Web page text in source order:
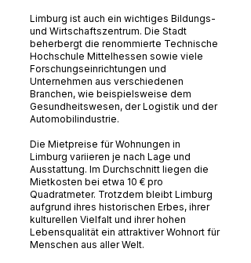
Limburg ist auch ein wichtiges Bildungs-
und Wirtschaftszentrum. Die Stadt
beherbergt die renommierte Technische
Hochschule Mittelhessen sowie viele
Forschungseinrichtungen und
Unternehmen aus verschiedenen
Branchen, wie beispielsweise dem
Gesundheitswesen, der Logistik und der
Automobilindustrie.
Die Mietpreise für Wohnungen in
Limburg variieren je nach Lage und
Ausstattung. Im Durchschnitt liegen die
Mietkosten bei etwa 10 € pro
Quadratmeter. Trotzdem bleibt Limburg
aufgrund ihres historischen Erbes, ihrer
kulturellen Vielfalt und ihrer hohen
Lebensqualität ein attraktiver Wohnort für
Menschen aus aller Welt.